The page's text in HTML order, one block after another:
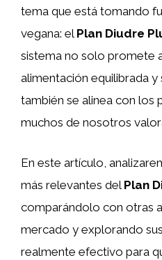
tema que está tomando
vegana: el Plan Diudre
sistema no solo promete
alimentación equilibrada y
también se alinea con los
muchos de nosotros
En este artículo,
más relevantes del Plan
comparándolo con otras
mercado y explorando
realmente efectivo para